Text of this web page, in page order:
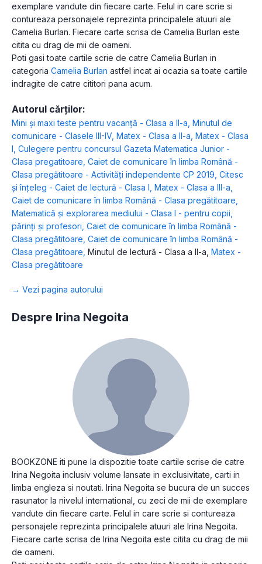
exemplare vandute din fiecare carte. Felul in care scrie si
contureaza personajele reprezinta principalele atuuri ale
Camelia Burlan. Fiecare carte scrisa de Camelia Burlan este
citita cu drag de mii de oameni.
Poti gasi toate cartile scrie de catre Camelia Burlan in
categoria Camelia Burlan astfel incat ai ocazia sa toate cartile
indragite de catre cititori pana acum.
Autorul cărților:
Mini și maxi teste pentru vacanță - Clasa a II-a Minutul de
comunicare - Clasele III-IV, Matex - Clasa a II-a Matex - Clasa
I Culegere pentru concursul Gazeta Matematica Junior -
Clasa pregatitoare Caiet de comunicare în limba Română -
Clasa pregătitoare - Activități independente CP 2019 Citesc
și înțeleg - Caiet de lectură - Clasa I Matex - Clasa a III-a
Caiet de comunicare în limba Română - Clasa pregătitoare
Matematică și explorarea mediului - Clasa I - pentru copii,
părinți și profesori Caiet de comunicare în limba Română -
Clasa pregătitoare Caiet de comunicare în limba Română -
Clasa pregătitoare Minutul de lectură - Clasa a II-a Matex -
Clasa pregătitoare
→ Vezi pagina autorului
Despre Irina Negoita
BOOKZONE iti pune la dispozitie toate cartile scrise de catre
Irina Negoita inclusiv volume lansate in exclusivitate, carti in
limba engleza si noutati. Irina Negoita se bucura de un succes
rasunator la nivelul international, cu zeci de mii de exemplare
vandute din fiecare carte. Felul in care scrie si contureaza
personajele reprezinta principalele atuuri ale Irina Negoita.
Fiecare carte scrisa de Irina Negoita este citita cu drag de mii
de oameni.